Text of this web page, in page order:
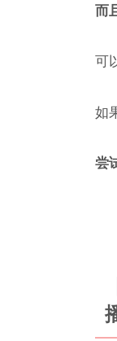
而
可
如
尝